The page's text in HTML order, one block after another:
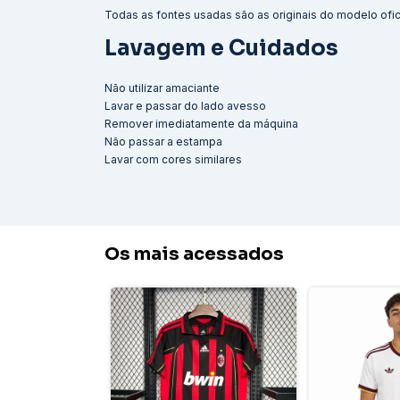
Todas as fontes usadas são as originais do modelo
Lavagem e Cuidados
Não utilizar amaciante
Lavar e passar do lado avesso
Remover imediatamente da máquina
Não passar a estampa
Lavar com cores similares
Os mais acessados